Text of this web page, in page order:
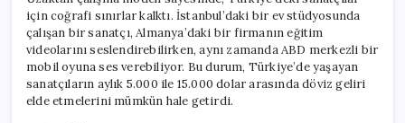
için coğrafi sınırlar kalktı. İstanbul’daki bir ev stüdyosunda
çalışan bir sanatçı, Almanya’daki bir firmanın eğitim
videolarını seslendirebilirken, aynı zamanda ABD merkezli bir
mobil oyuna ses verebiliyor. Bu durum, Türkiye’de yaşayan
sanatçıların aylık 5.000 ile 15.000 dolar arasında döviz geliri
elde etmelerini mümkün hale getirdi.